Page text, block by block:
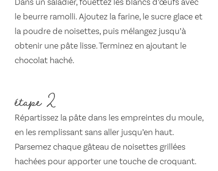
Dans un saladier, fouettez les blancs d’œufs avec
le beurre ramolli. Ajoutez la farine, le sucre glace et
la poudre de noisettes, puis mélangez jusqu’à
obtenir une pâte lisse. Terminez en ajoutant le
chocolat haché.
étape 2
Répartissez la pâte dans les empreintes du moule,
en les remplissant sans aller jusqu’en haut.
Parsemez chaque gâteau de noisettes grillées
hachées pour apporter une touche de croquant.